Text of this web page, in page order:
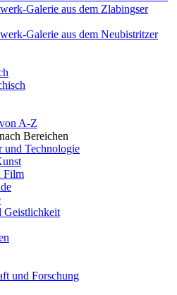
Galerie aus dem Zlabingser
Galerie aus dem Neubistritzer
A-Z
Bereichen
und Technologie
Film
Geistlichkeit
und Forschung